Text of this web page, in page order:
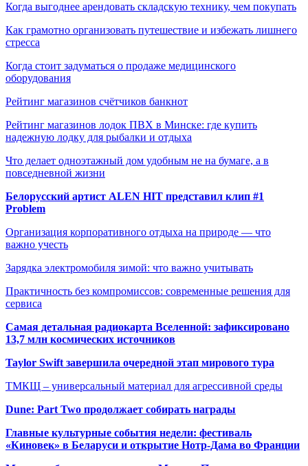
Когда выгоднее арендовать складскую технику, чем покупать
Как грамотно организовать путешествие и избежать лишнего
стресса
Когда стоит задуматься о продаже медицинского
оборудования
Рейтинг магазинов счётчиков банкнот
Рейтинг магазинов лодок ПВХ в Минске: где купить
надежную лодку для рыбалки и отдыха
Что делает одноэтажный дом удобным не на бумаге, а в
повседневной жизни
Белорусский артист ALEN HIT представил клип #1
Problem
Организация корпоративного отдыха на природе — что
важно учесть
Зарядка электромобиля зимой: что важно учитывать
Практичность без компромиссов: современные решения для
сервиса
Самая детальная радиокарта Вселенной: зафиксировано
13,7 млн космических источников
Taylor Swift завершила очередной этап мирового тура
ТМКЩ – универсальный материал для агрессивной среды
Dune: Part Two продолжает собирать награды
Главные культурные события недели: фестиваль
«Киновек» в Беларуси и открытие Нотр-Дама во Франции